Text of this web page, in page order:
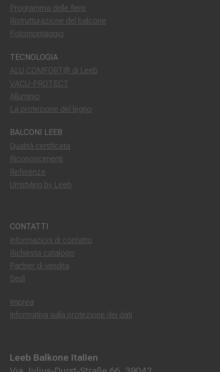
Programma delle fiere
Ristrutturazione del balcone
Fotomontaggio
TECNOLOGIA
ALU COMFORT® di Leeb
VACU-PROTECT
Alluminio
La protezione del legno
BALCONI LEEB
Qualità certificata
Riconoscimenti
Referenze
Umstyling by Leeb
CONTATTI
Informazioni di contatto
Richiesta catalogo
Partner di vendita
Sedi
Imprea
Informativa sulla protezione dei dati
Leeb Balkone Italien